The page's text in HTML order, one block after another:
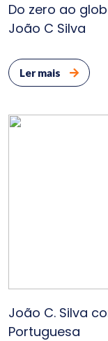
Do zero ao
João C Silva
Ler mais
João C. Silva
Portuguesa